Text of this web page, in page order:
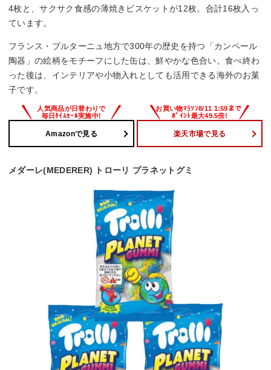
4枚と、サクサク食感の薄焼きビスケットが12枚。合計16枚入っ
ています。
フランス・ブルターニュ地方で300年の歴史を持つ「カンペール
陶器」の絵柄をモチーフにした缶は、鮮やかな色合い。食べ終わ
った後は、インテリアや小物入れとしても活用できる海外のお菓
子です。
Amazonで見る 楽天市場で見る
メダーレ(MEDERER) トローリ プラネットグミ